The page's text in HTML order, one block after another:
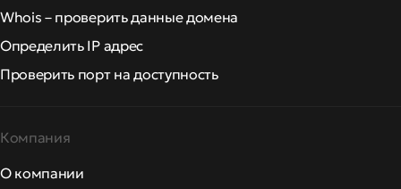
Whois – проверить данные домена
Определить IP адрес
Проверить порт на доступность
Компания
О компании